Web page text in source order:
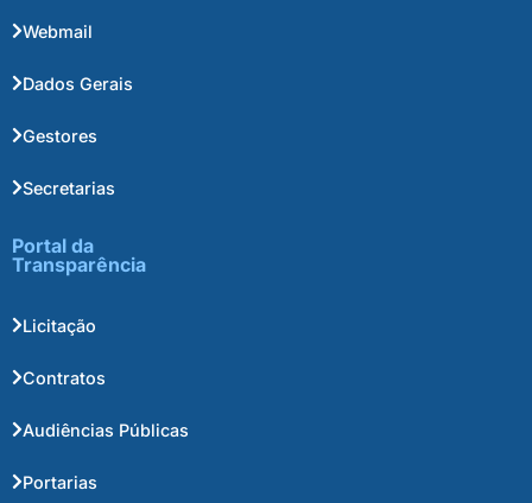
Webmail
Dados Gerais
Gestores
Secretarias
Portal da
Transparência
Licitação
Contratos
Audiências Públicas
Portarias